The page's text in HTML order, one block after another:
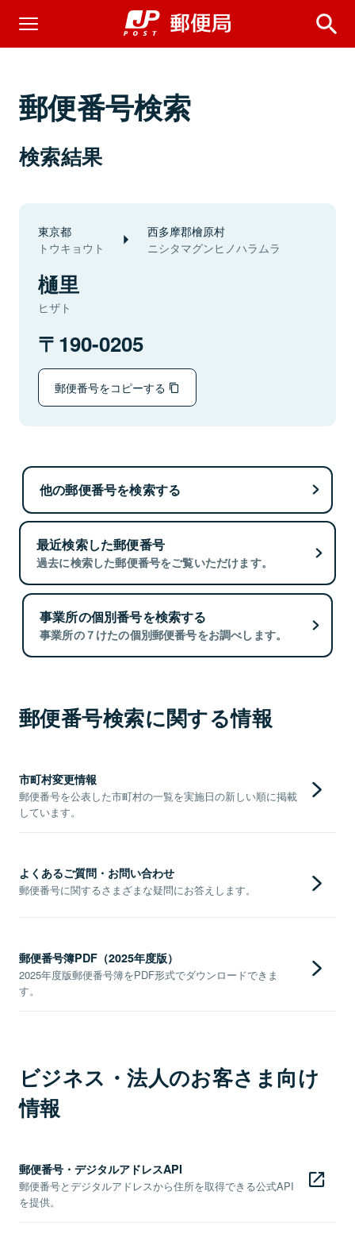
郵便番号検索
検索結果
東京都
トウキョウト
西多摩郡檜原村
ニシタマグンヒノハラムラ
樋里
ヒザト
190-0205
郵便番号をコピーする
他の郵便番号を検索する
最近検索した郵便番号
過去に検索した郵便番号をご覧いただけます。
事業所の個別番号を検索する
事業所の７けたの個別郵便番号をお調べします。
郵便番号検索に関する情報
市町村変更情報
郵便番号を公表した市町村の一覧を実施日の新しい順に掲載
しています。
よくあるご質問・お問い合わせ
郵便番号に関するさまざまな疑問にお答えします。
郵便番号簿PDF（2025年度版）
2025年度版郵便番号簿をPDF形式でダウンロードできま
す。
ビジネス・法人のお客さま向け
情報
郵便番号・デジタルアドレスAPI
郵便番号とデジタルアドレスから住所を取得できる公式API
を提供。